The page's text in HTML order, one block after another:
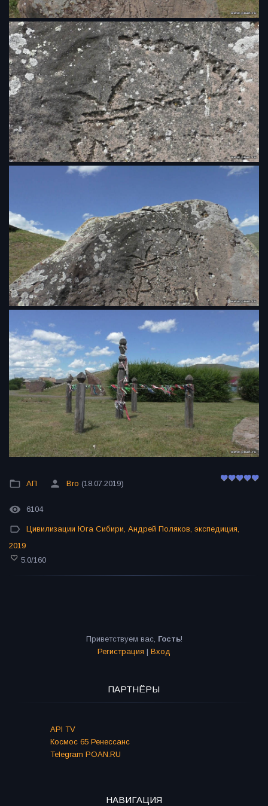
АП Bro (18.07.2019)
6104
Цивилизации Юга Сибири, Андрей Поляков, экспедиция,
2019
5.0/160
Приветствуем вас, Гость!
Регистрация | Вход
ПАРТНЁРЫ
API TV
Космос 65 Ренессанс
Telegram POAN.RU
НАВИГАЦИЯ